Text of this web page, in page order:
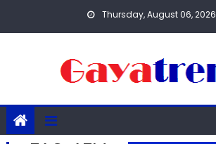
Thursday, August 06, 2026